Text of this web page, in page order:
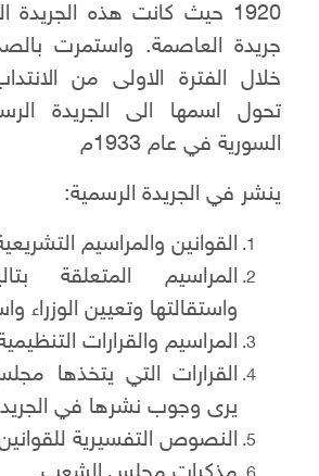
1920 حيث كانت هذه
جريدة العاصمة. واستمرت
خلال الفترة الاولى من
تحول اسمها الى الجريدة
السورية في عام 1933م
ينشر في الجريدة الرسمية:
القوانين والمراسيم التشريعية.
المراسيم المتعلقة
واستقالتها وتعيين الوزراء
المراسيم والقرارات التنظيمية.
القرارات التي يتخذها مجلس
يرى وجوب نشرها في
النصوص التفسيرية للقوانين